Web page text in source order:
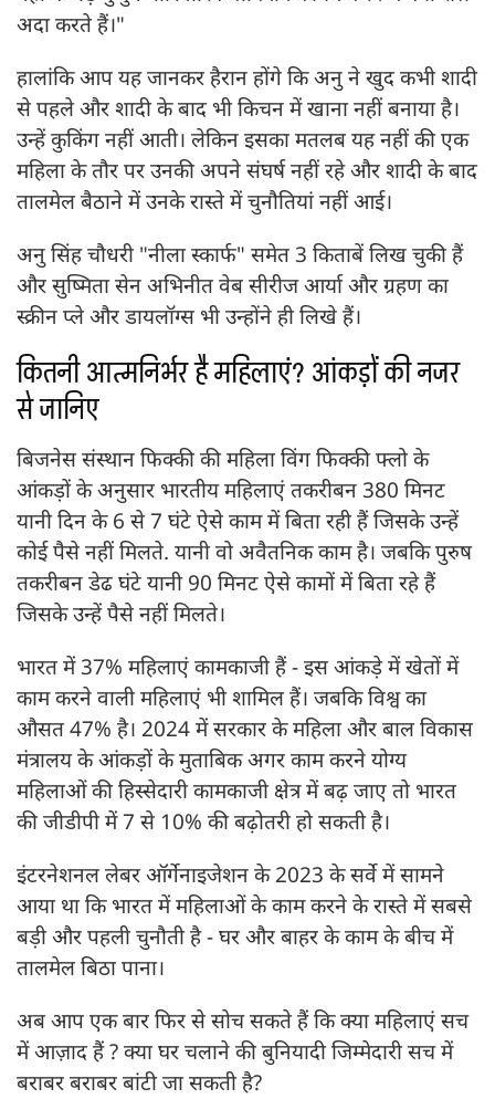
अदा करते हैं।"
हालांकि आप यह जानकर हैरान होंगे कि अनु ने खुद कभी शादी
से पहले और शादी के बाद भी किचन में खाना नहीं बनाया है।
उन्हें कुकिंग नहीं आती। लेकिन इसका मतलब यह नहीं की एक
महिला के तौर पर उनकी अपने संघर्ष नहीं रहे और शादी के बाद
तालमेल बैठाने में उनके रास्ते में चुनौतियां नहीं आई।
अनु सिंह चौधरी "नीला स्कार्फ" समेत 3 किताबें लिख चुकी हैं
और सुष्मिता सेन अभिनीत वेब सीरीज आर्या और ग्रहण का
स्क्रीन प्ले और डायलॉग्स भी उन्होंने ही लिखे हैं।
कितनी आत्मनिर्भर है महिलाएं? आंकड़ों की नजर
से जानिए
बिजनेस संस्थान फिक्की की महिला विंग फिक्की फ्लो के
आंकड़ों के अनुसार भारतीय महिलाएं तकरीबन 380 मिनट
यानी दिन के 6 से 7 घंटे ऐसे काम में बिता रही हैं जिसके उन्हें
कोई पैसे नहीं मिलते. यानी वो अवैतनिक काम है। जबकि पुरुष
तकरीबन डेढ घंटे यानी 90 मिनट ऐसे कामों में बिता रहे हैं
जिसके उन्हें पैसे नहीं मिलते।
भारत में 37% महिलाएं कामकाजी हैं - इस आंकड़े में खेतों में
काम करने वाली महिलाएं भी शामिल हैं। जबकि विश्व का
औसत 47% है। 2024 में सरकार के महिला और बाल विकास
मंत्रालय के आंकड़ों के मुताबिक अगर काम करने योग्य
महिलाओं की हिस्सेदारी कामकाजी क्षेत्र में बढ़ जाए तो भारत
की जीडीपी में 7 से 10% की बढ़ोतरी हो सकती है।
इंटरनेशनल लेबर ऑर्गेनाइजेशन के 2023 के सर्वे में सामने
आया था कि भारत में महिलाओं के काम करने के रास्ते में सबसे
बड़ी और पहली चुनौती है - घर और बाहर के काम के बीच में
तालमेल बिठा पाना।
अब आप एक बार फिर से सोच सकते हैं कि क्या महिलाएं सच
में आज़ाद हैं ? क्या घर चलाने की बुनियादी जिम्मेदारी सच में
बराबर बराबर बांटी जा सकती है?